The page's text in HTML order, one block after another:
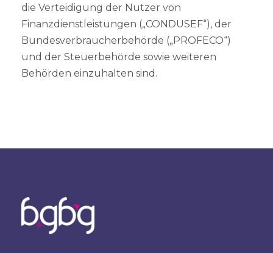
die Verteidigung der Nutzer von
Finanzdienstleistungen („CONDUSEF“), der
Bundesverbraucherbehörde („PROFECO“)
und der Steuerbehörde sowie weiteren
Behörden einzuhalten sind.